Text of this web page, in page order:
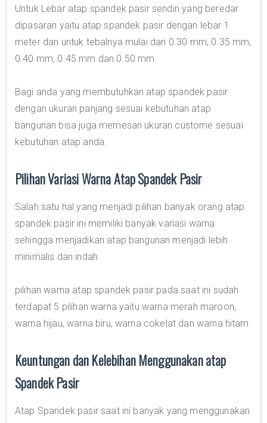
Untuk Lebar atap spandek pasir sendiri yang beredar
dipasaran yaitu atap spandek pasir dengan lebar 1
meter dan untuk tebalnya mulai dari 0.30 mm, 0.35 mm,
0.40 mm, 0.45 mm dan 0.50 mm.
Bagi anda yang membutuhkan atap spandek pasir
dengan ukuran panjang sesuai kebutuhan atap
bangunan bisa juga memesan ukuran custome sesuai
kebutuhan atap anda.
Pilihan Variasi Warna Atap Spandek Pasir
Salah satu hal yang menjadi pilihan banyak orang atap
spandek pasir ini memiliki banyak variasi warna
sehingga menjadikan atap bangunan menjadi lebih
minimalis dan indah.
pilihan warna atap spandek pasir pada saat ini sudah
terdapat 5 pilihan warna yaitu warna merah maroon,
warna hijau, warna biru, warna cokelat dan warna hitam.
Keuntungan dan Kelebihan Menggunakan atap
Spandek Pasir
Atap Spandek pasir saat ini banyak yang menggunakan